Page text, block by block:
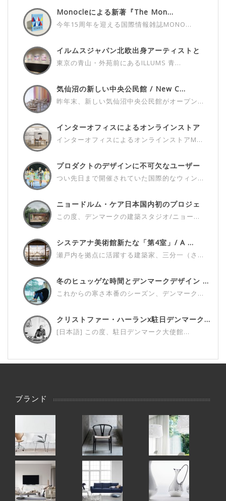
Monocleによる新著『The Mon...
今年15周年を迎える国際情報雑誌MONO...
イルムスジャパン北欧出身アーティストと
の...
東京の青山・外苑前にあるILLUMS 青...
気仙沼の新しい中央公民館 / New C...
昨年末、新しい気仙沼中央公民館がオープン...
インターオフィスによるオンラインストア
インターオフィスによるオンラインストアM...
プロダクトのデザインに不可欠なユーザー
つい先日まで開催されていた国際的なウィン...
ニョードルム・ケア日本国内初のプロジェ
この度、デンマークの建築スタジオ/ニョー...
システアナ美術館新たな「第4室」/ A ...
瀬戸内を拠点に活躍する建築家、三分一（さ...
冬のヒュッゲな時間とデンマークデザイン ...
これからの寒さ本番のシーズン、デンマーク...
クリストファー・ハーランx駐日デンマーク...
[日本語] この度、駐日デンマーク大使館...
ブランド